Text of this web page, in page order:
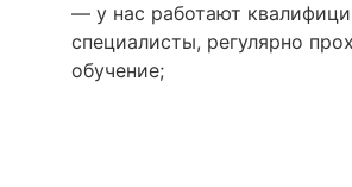
— у нас работают
специалисты, регулярно
обучение;